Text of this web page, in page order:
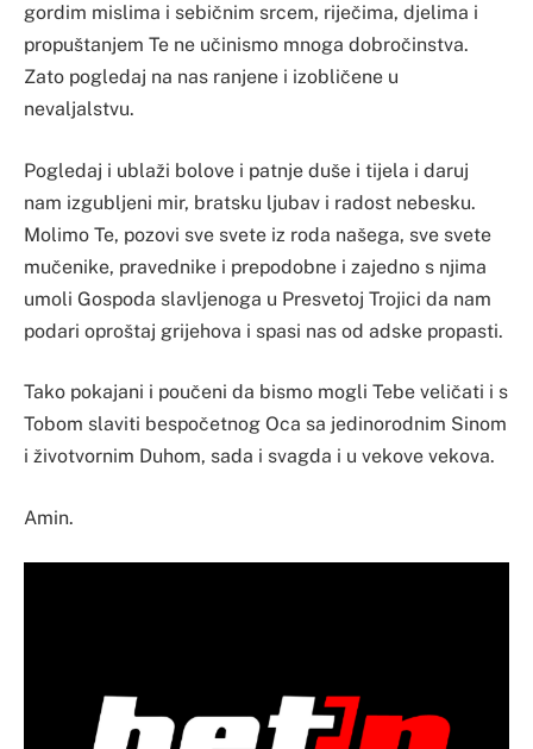
gordim mislima i sebičnim srcem, riječima, djelima i
propuštanjem Te ne učinismo mnoga dobročinstva.
Zato pogledaj na nas ranjene i izobličene u
nevaljalstvu.
Pogledaj i ublaži bolove i patnje duše i tijela i daruj
nam izgubljeni mir, bratsku ljubav i radost nebesku.
Molimo Te, pozovi sve svete iz roda našega, sve svete
mučenike, pravednike i prepodobne i zajedno s njima
umoli Gospoda slavljenoga u Presvetoj Trojici da nam
podari oproštaj grijehova i spasi nas od adske propasti.
Tako pokajani i poučeni da bismo mogli Tebe veličati i s
Tobom slaviti bespočetnog Oca sa jedinorodnim Sinom
i životvornim Duhom, sada i svagda i u vekove vekova.
Amin.